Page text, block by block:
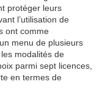
protéger leurs
l’utilisation de
ont comme
menu de plusieurs
modalités de
parmi sept licences,
en termes de